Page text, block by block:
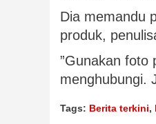
Dia memandu
produk,
”Gunakan foto
menghubungi.
Tags: Berita terkini,